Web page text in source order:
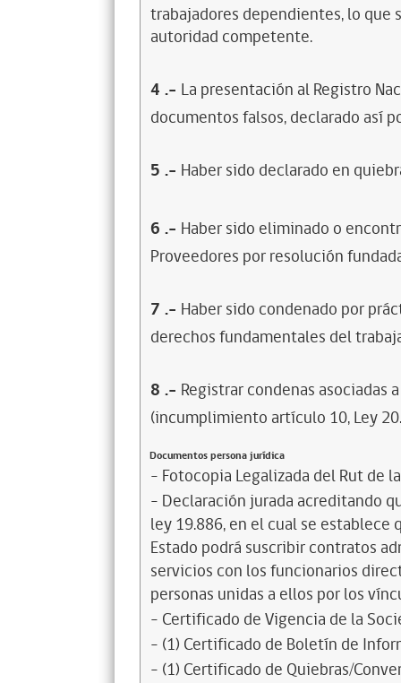
trabajadores dependientes, lo
autoridad competente.
4 .- La presentación al Registro
documentos falsos, declarado así
5 .- Haber sido declarado en
6 .- Haber sido eliminado o
Proveedores por resolución
7 .- Haber sido condenado por
derechos fundamentales del
8 .- Registrar condenas asociadas
(incumplimiento artículo 10, Ley
Documentos persona jurídica
- Fotocopia Legalizada del Rut de
- Declaración jurada acreditando
ley 19.886, en el cual se
Estado podrá suscribir contratos
servicios con los funcionarios
personas unidas a ellos por los
- Certificado de Vigencia de la
- (1) Certificado de Boletín de
- (1) Certificado de Quiebras/